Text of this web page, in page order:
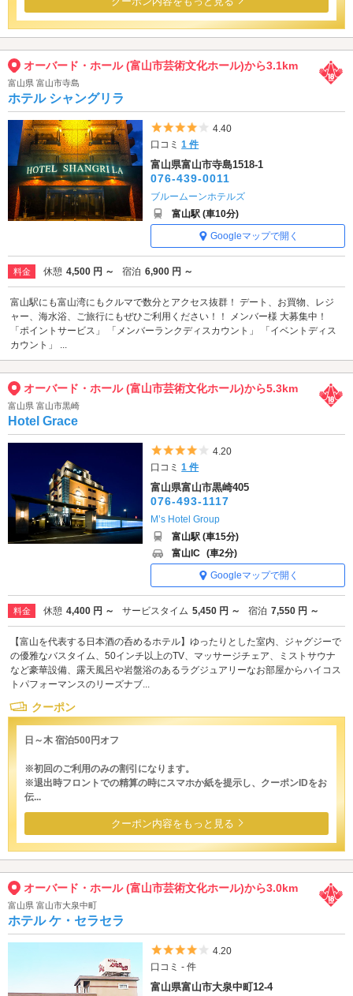
オーバード・ホール (富山市芸術文化ホール)から3.1km
富山県 富山市寺島
ホテル シャングリラ
5つ星のうち4
4.40
口コミ1 件
富山県富山市寺島1518-1
076-439-0011
ブルームーンホテルズ
富山駅 (車10分)
Googleマップで開く
料金 休憩 4,500 円 ～ 宿泊 6,900 円 ～
富山駅にも富山湾にもクルマで数分とアクセス抜群！ デート、お買物、レジ
ャー、海水浴、ご旅行にもぜひご利用ください！！ メンバー様 大募集中！
「ポイントサービス」 「メンバーランクディスカウント」 「イベントディス
カウント」 ...
オーバード・ホール (富山市芸術文化ホール)から5.3km
富山県 富山市黒崎
Hotel Grace
5つ星のうち4
4.20
口コミ1 件
富山県富山市黒崎405
076-493-1117
M’s Hotel Group
富山駅 (車15分)
富山IC (車2分)
Googleマップで開く
料金 休憩 4,400 円 ～ サービスタイム 5,450 円 ～ 宿泊 7,550 円 ～
【富山を代表する日本酒の呑めるホテル】ゆったりとした室内、ジャグジーで
の優雅なバスタイム、50インチ以上のTV、マッサージチェア、ミストサウナ
など豪華設備、露天風呂や岩盤浴のあるラグジュアリーなお部屋からハイコス
トパフォーマンスのリーズナブ...
クーポン
日～木 宿泊500円オフ
※初回のご利用のみの割引になります。
※退出時フロントでの精算の時にスマホか紙を提示し、クーポンIDをお
伝...
クーポン内容をもっと見る
オーバード・ホール (富山市芸術文化ホール)から3.0km
富山県 富山市大泉中町
ホテル ケ・セラセラ
5つ星のうち4
4.20
口コミ - 件
富山県富山市大泉中町12-4